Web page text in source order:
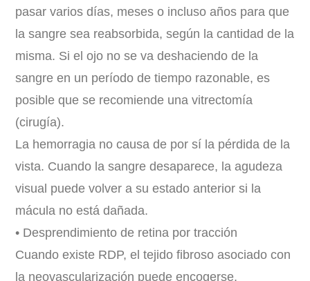
pasar varios días, meses o incluso años para que
la sangre sea reabsorbida, según la cantidad de la
misma. Si el ojo no se va deshaciendo de la
sangre en un período de tiempo razonable, es
posible que se recomiende una vitrectomía
(cirugía).
La hemorragia no causa de por sí la pérdida de la
vista. Cuando la sangre desaparece, la agudeza
visual puede volver a su estado anterior si la
mácula no está dañada.
• Desprendimiento de retina por tracción
Cuando existe RDP, el tejido fibroso asociado con
la neovascularización puede encogerse,